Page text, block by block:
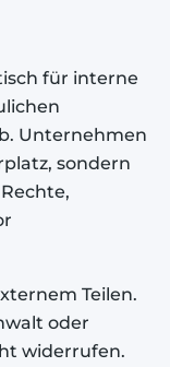
für interne
Unternehmen
sondern
Teilen.
oder
widerrufen.